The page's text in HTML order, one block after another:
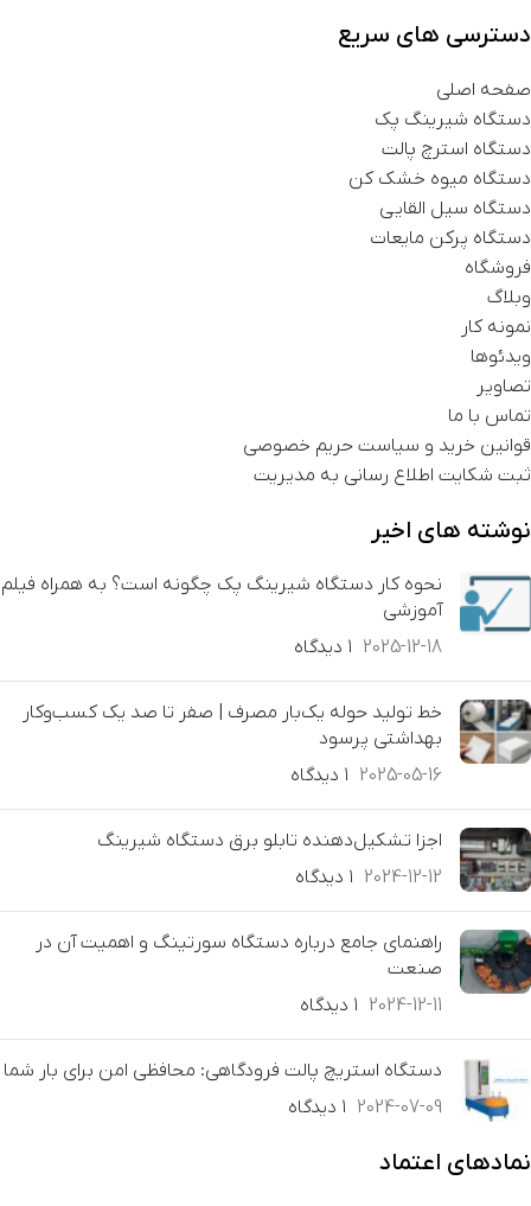
دسترسی های سریع
صفحه اصلی
دستگاه شیرینگ پک
دستگاه استرچ پالت
دستگاه میوه خشک کن
دستگاه سیل القایی
دستگاه پرکن مایعات
فروشگاه
وبلاگ
نمونه کار
ویدئوها
تصاویر
تماس با ما
قوانین خرید و سیاست حریم خصوصی
ثبت شکایت اطلاع رسانی به مدیریت
نوشته های اخیر
نحوه کار دستگاه شیرینگ پک چگونه است؟ به همراه فیلم
آموزشی
2025-12-18 ۱ دیدگاه
خط تولید حوله یک‌بار مصرف | صفر تا صد یک کسب‌وکار
بهداشتی پرسود
2025-05-16 ۱ دیدگاه
اجزا تشکیل‌دهنده تابلو برق دستگاه شیرینگ
2024-12-12 ۱ دیدگاه
راهنمای جامع درباره دستگاه سورتینگ و اهمیت آن در
صنعت
2024-12-11 ۱ دیدگاه
دستگاه استریچ پالت فرودگاهی: محافظی امن برای بار شما
2024-07-09 ۱ دیدگاه
نمادهای اعتماد